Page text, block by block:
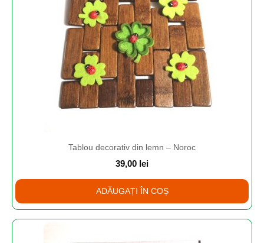
Tablou decorativ din lemn – Noroc
39,00 lei
ADĂUGAȚI ÎN COȘ